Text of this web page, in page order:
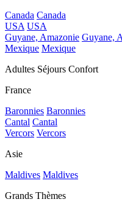
Canada Canada
USA USA
Guyane, Amazonie Guyane,
Mexique Mexique
Adultes Séjours Confort
France
Baronnies Baronnies
Cantal Cantal
Vercors Vercors
Asie
Maldives Maldives
Grands Thèmes